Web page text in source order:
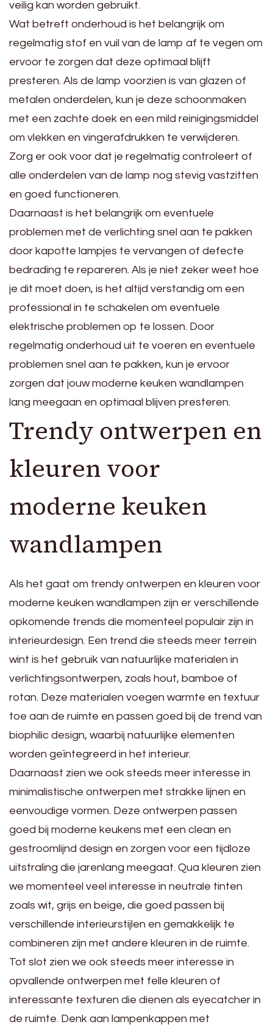
veilig kan worden gebruikt.
Wat betreft onderhoud is het belangrijk om
regelmatig stof en vuil van de lamp af te vegen om
ervoor te zorgen dat deze optimaal blijft
presteren. Als de lamp voorzien is van glazen of
metalen onderdelen, kun je deze schoonmaken
met een zachte doek en een mild reinigingsmiddel
om vlekken en vingerafdrukken te verwijderen.
Zorg er ook voor dat je regelmatig controleert of
alle onderdelen van de lamp nog stevig vastzitten
en goed functioneren.
Daarnaast is het belangrijk om eventuele
problemen met de verlichting snel aan te pakken
door kapotte lampjes te vervangen of defecte
bedrading te repareren. Als je niet zeker weet hoe
je dit moet doen, is het altijd verstandig om een
professional in te schakelen om eventuele
elektrische problemen op te lossen. Door
regelmatig onderhoud uit te voeren en eventuele
problemen snel aan te pakken, kun je ervoor
zorgen dat jouw moderne keuken wandlampen
lang meegaan en optimaal blijven presteren.
Trendy ontwerpen en
kleuren voor
moderne keuken
wandlampen
Als het gaat om trendy ontwerpen en kleuren voor
moderne keuken wandlampen zijn er verschillende
opkomende trends die momenteel populair zijn in
interieurdesign. Een trend die steeds meer terrein
wint is het gebruik van natuurlijke materialen in
verlichtingsontwerpen, zoals hout, bamboe of
rotan. Deze materialen voegen warmte en textuur
toe aan de ruimte en passen goed bij de trend van
biophilic design, waarbij natuurlijke elementen
worden geïntegreerd in het interieur.
Daarnaast zien we ook steeds meer interesse in
minimalistische ontwerpen met strakke lijnen en
eenvoudige vormen. Deze ontwerpen passen
goed bij moderne keukens met een clean en
gestroomlijnd design en zorgen voor een tijdloze
uitstraling die jarenlang meegaat. Qua kleuren zien
we momenteel veel interesse in neutrale tinten
zoals wit, grijs en beige, die goed passen bij
verschillende interieurstijlen en gemakkelijk te
combineren zijn met andere kleuren in de ruimte.
Tot slot zien we ook steeds meer interesse in
opvallende ontwerpen met felle kleuren of
interessante texturen die dienen als eyecatcher in
de ruimte. Denk aan lampenkappen met